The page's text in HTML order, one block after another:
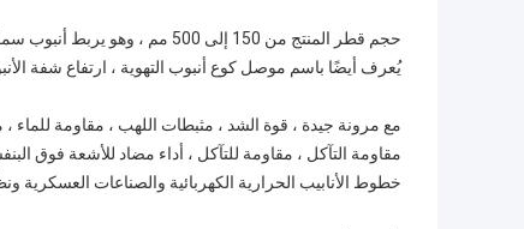
حجم قطر المنتج من 150 إلى 500 مم ، وهو يربط أنبوب سمك شفة 2.0 مم ، والحلقة الداخلية للمنتج هي EPDM.
يُعرف أيضًا باسم موصل كوع أنبوب التهوية ، ارتفاع شفة الأنبوب
مع مرونة جيدة ، قوة الشد ، مثبطات اللهب ، مقاومة للماء ،
مقاومة التآكل ، مقاومة للتآكل ، أداء مضاد للأشعة فوق
خطوط الأنابيب الحرارية الكهربائية والصناعات العسكرية